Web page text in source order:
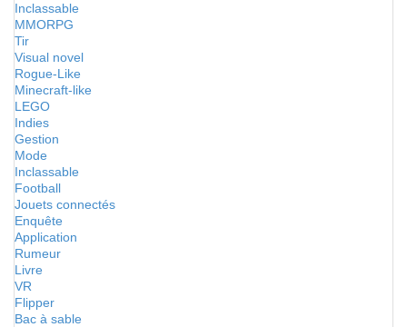
Inclassable
MMORPG
Tir
Visual novel
Rogue-Like
Minecraft-like
LEGO
Indies
Gestion
Mode
Inclassable
Football
Jouets connectés
Enquête
Application
Rumeur
Livre
VR
Flipper
Bac à sable